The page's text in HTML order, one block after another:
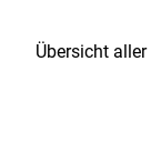
Übersicht aller